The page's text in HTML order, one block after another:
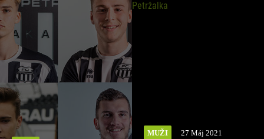
MUŽI 27 Máj 2021